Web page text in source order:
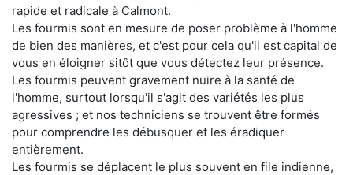
rapide et radicale à Calmont.
Les fourmis sont en mesure de poser problème à l'homme
de bien des manières, et c'est pour cela qu'il est capital de
vous en éloigner sitôt que vous détectez leur présence.
Les fourmis peuvent gravement nuire à la santé de
l'homme, surtout lorsqu'il s'agit des variétés les plus
agressives ; et nos techniciens se trouvent être formés
pour comprendre les débusquer et les éradiquer
entièrement.
Les fourmis se déplacent le plus souvent en file indienne,